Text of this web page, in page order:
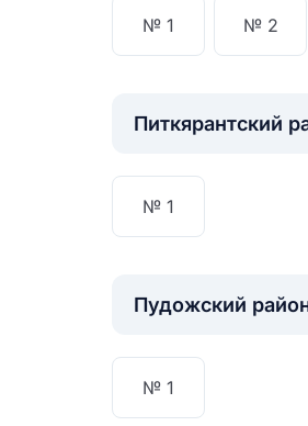
№ 1 № 2
Питкярантский
№ 1
Пудожский
№ 1